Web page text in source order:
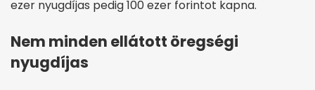
ezer nyugdíjas pedig 100 ezer forintot kapna.
Nem minden ellátott öregségi
nyugdíjas